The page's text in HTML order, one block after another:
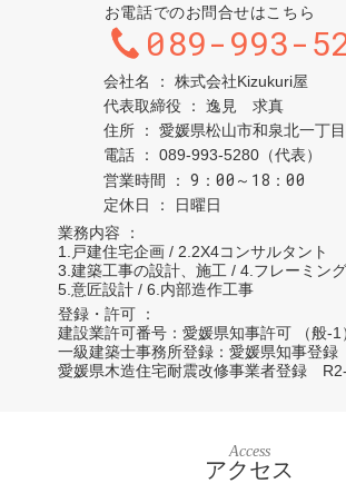
お電話でのお問合せはこちら
089-993-
会社名
株式会社Kizukuri屋
代表取締役
逸見 求真
住所
愛媛県松山市和泉北一丁
電話
089-993-5280（代表）
営業時間
9：00～18：00
定休日
日曜日
業務内容
1.戸建住宅企画 / 2.2X4コンサルタント
3.建築工事の設計、施工 / 4.フレーミング
5.意匠設計 / 6.内部造作工事
登録・許可
建設業許可番号：愛媛県知事許可 （般-
一級建築士事務所登録：愛媛県知事登
愛媛県木造住宅耐震改修事業者登録
Access
アクセス